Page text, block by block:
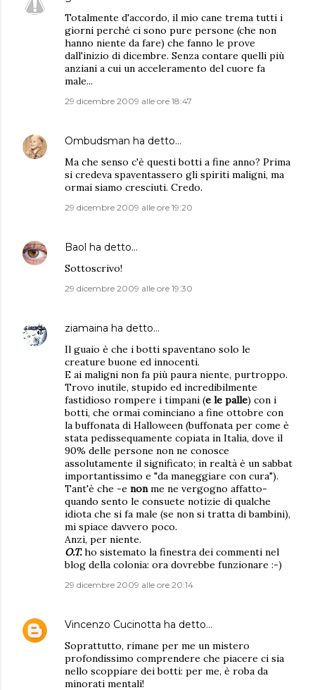
Totalmente d'accordo, il mio cane trema tutti i
giorni perché ci sono pure persone (che non
hanno niente da fare) che fanno le prove
dall'inizio di dicembre. Senza contare quelli più
anziani a cui un acceleramento del cuore fa
male...
29 dicembre 2009 alle ore 18:47
Ombudsman ha detto…
Ma che senso c'è questi botti a fine anno? Prima
si credeva spaventassero gli spiriti maligni, ma
ormai siamo cresciuti. Credo.
29 dicembre 2009 alle ore 19:20
Baol ha detto…
Sottoscrivo!
29 dicembre 2009 alle ore 19:30
ziamaina ha detto…
Il guaio è che i botti spaventano solo le
creature buone ed innocenti.
E ai maligni non fa più paura niente, purtroppo.
Trovo inutile, stupido ed incredibilmente
fastidioso rompere i timpani (e le palle) con i
botti, che ormai cominciano a fine ottobre con
la buffonata di Halloween (buffonata per come è
stata pedissequamente copiata in Italia, dove il
90% delle persone non ne conosce
assolutamente il significato; in realtà è un sabbat
importantissimo e "da maneggiare con cura").
Tant'è che -e nonme ne vergogno affatto-
quando sento le consuete notizie di qualche
idiota che si fa male (se non si tratta di bambini),
mi spiace davvero poco.
Anzi, per niente.
O.T.ho sistemato la finestra dei commenti nel
blog della colonia: ora dovrebbe funzionare :-)
29 dicembre 2009 alle ore 20:14
Vincenzo Cucinotta ha detto…
Soprattutto, rimane per me un mistero
profondissimo comprendere che piacere ci sia
nello scoppiare dei botti: per me, è roba da
minorati mentali!